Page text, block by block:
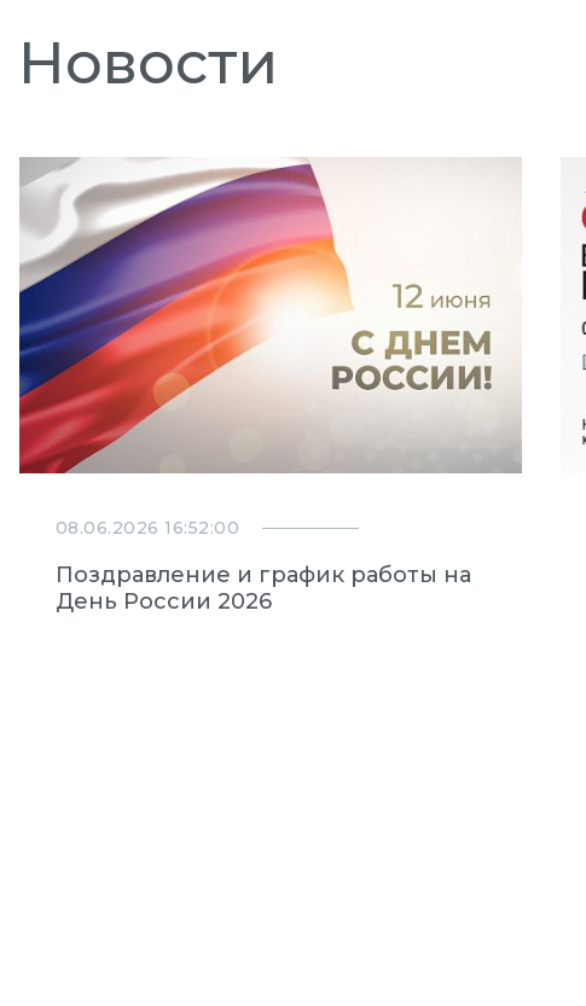
Новости
08.06.2026 16:52:00
Поздравление и график работы на
День России 2026